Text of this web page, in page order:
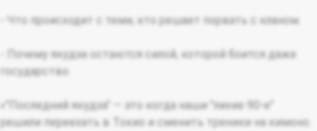
- Что происходит с теми, кто решает порвать с кланом.
- Почему якудза остаются силой, которой боится даже
государство.
«"Последний якудза" — это когда наши "лихие 90-е"
решили переехать в Токио и сменить треники на кимоно.